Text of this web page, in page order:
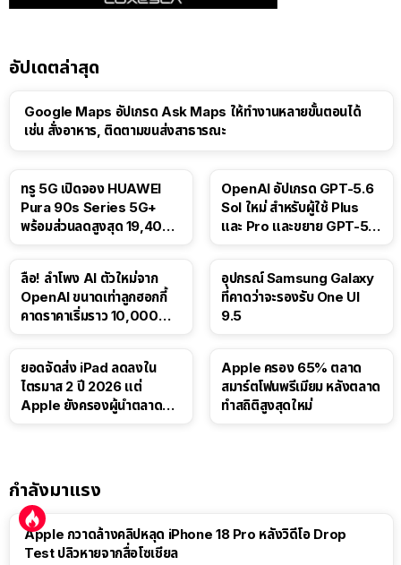
อัปเดตล่าสุด
Google Maps อัปเกรด Ask Maps ให้ทำงานหลายขั้นตอนได้
เช่น สั่งอาหาร, ติดตามขนส่งสาธารณะ
ทรู 5G เปิดจอง HUAWEI
Pura 90s Series 5G+
พร้อมส่วนลดสูงสุด 19,400
OpenAI อัปเกรด GPT-5.6
Sol ใหม่ สำหรับผู้ใช้ Plus
และ Pro และขยาย GPT-5.6
ลือ! ลำโพง AI ตัวใหม่จาก
OpenAI ขนาดเท่าลูกฮอกกี้
คาดราคาเริ่มราว 10,000
อุปกรณ์ Samsung Galaxy
ที่คาดว่าจะรองรับ One UI
9.5
ยอดจัดส่ง iPad ลดลงใน
ไตรมาส 2 ปี 2026 แต่
Apple ยังครองผู้นำตลาด
Apple ครอง 65% ตลาด
สมาร์ตโฟนพรีเมียม หลังตลาด
ทำสถิติสูงสุดใหม่
กำลังมาแรง
Apple กวาดล้างคลิปหลุด iPhone 18 Pro หลังวิดีโอ Drop
Test ปลิวหายจากสื่อโซเชียล